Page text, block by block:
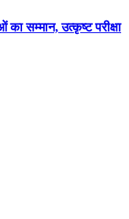
सम्मान, उत्कृष्ट परीक्षा